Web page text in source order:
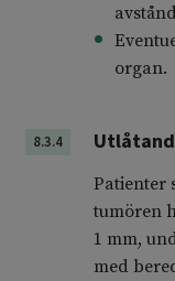
organ.
8.3.4
Patienter
tumören
1 mm,
med